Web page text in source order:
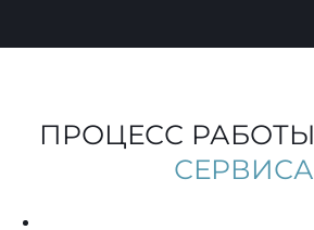
ПРОЦЕСС РАБОТЫ
СЕРВИСА